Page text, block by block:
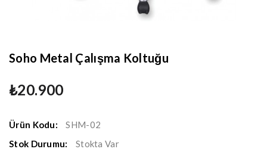
Soho Metal Çalışma Koltuğu
₺20.900
Ürün Kodu:
SHM-02
Stok Durumu:
Stokta Var